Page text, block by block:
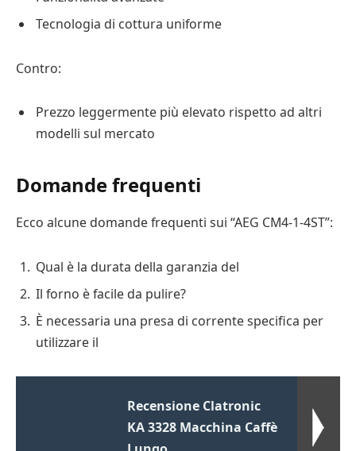
Tecnologia di cottura uniforme
Contro:
Prezzo leggermente più elevato rispetto ad altri
modelli sul mercato
Domande frequenti
Ecco alcune domande frequenti sui “AEG CM4-1-4ST”:
Qual è la durata della garanzia del
Il forno è facile da pulire?
È necessaria una presa di corrente specifica per
utilizzare il
Recensione Clatronic
KA 3328 Macchina Caffè